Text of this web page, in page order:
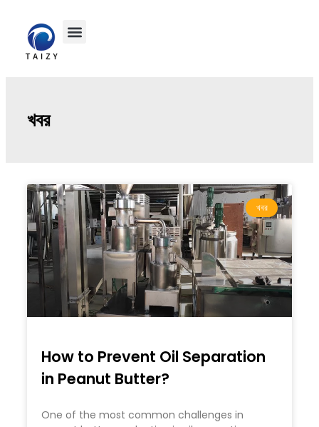
খবর
খবর
How to Prevent Oil Separation
in Peanut Butter?
One of the most common challenges in